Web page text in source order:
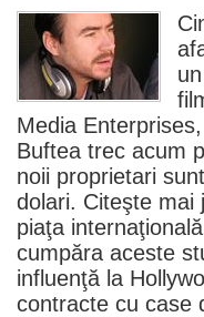
Media
Buftea trec acum
noii proprietari
dolari. Citeşte mai
piaţa
cumpăra aceste
influenţă la
contracte cu case